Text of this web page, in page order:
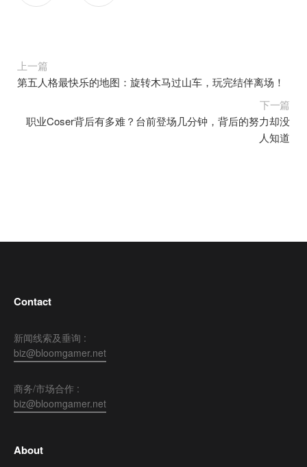
上一篇
第五人格最快乐的地图：旋转木马过山车，玩完结伴离场！
下一篇
职业Coser背后有多难？台前登场几分钟，背后的努力却没
人知道
Contact
新闻线索及垂询 :
biz@bloomgamer.net
商务/市场合作 :
biz@bloomgamer.net
About